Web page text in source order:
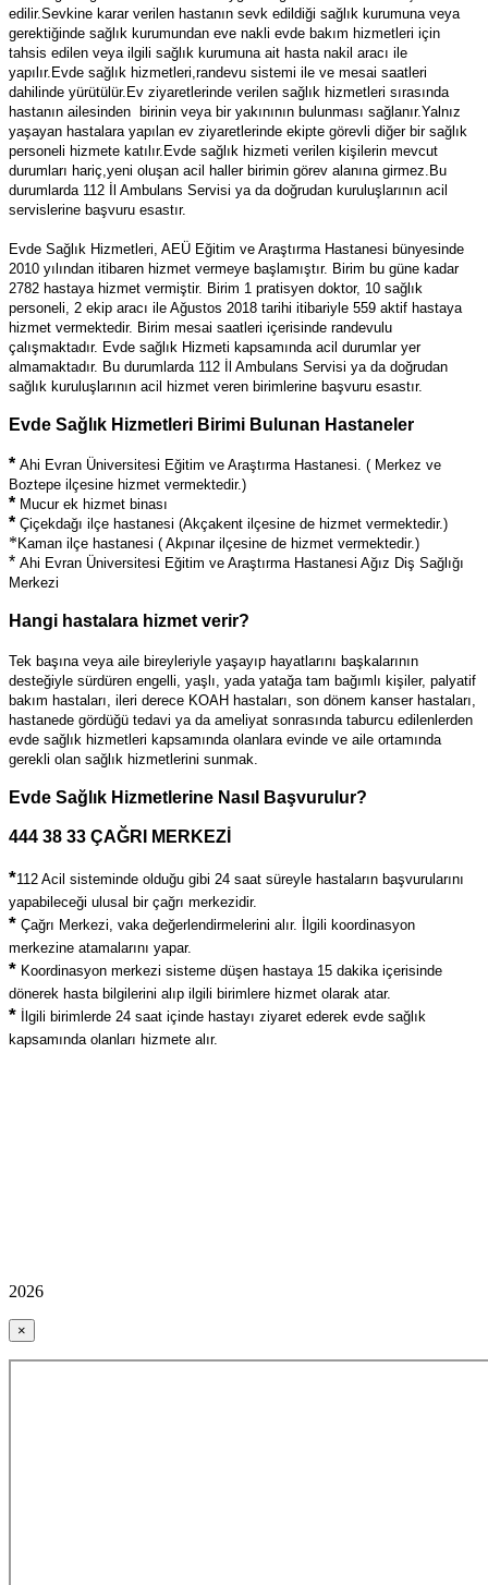
edilir.Sevkine karar verilen hastanın sevk edildiği sağlık kurumuna veya
gerektiğinde sağlık kurumundan eve nakli evde bakım hizmetleri için
tahsis edilen veya ilgili sağlık kurumuna ait hasta nakil aracı ile
yapılır.Evde sağlık hizmetleri,randevu sistemi ile ve mesai saatleri
dahilinde yürütülür.Ev ziyaretlerinde verilen sağlık hizmetleri sırasında
hastanın ailesinden birinin veya bir yakınının bulunması sağlanır.Yalnız
yaşayan hastalara yapılan ev ziyaretlerinde ekipte görevli diğer bir sağlık
personeli hizmete katılır.Evde sağlık hizmeti verilen kişilerin mevcut
durumları hariç,yeni oluşan acil haller birimin görev alanına girmez.Bu
durumlarda 112 İl Ambulans Servisi ya da doğrudan kuruluşlarının acil
servislerine başvuru esastır.
Evde Sağlık Hizmetleri, AEÜ Eğitim ve Araştırma Hastanesi bünyesinde
2010 yılından itibaren hizmet vermeye başlamıştır. Birim bu güne kadar
2782 hastaya hizmet vermiştir. Birim 1 pratisyen doktor, 10 sağlık
personeli, 2 ekip aracı ile Ağustos 2018 tarihi itibariyle 559 aktif hastaya
hizmet vermektedir. Birim mesai saatleri içerisinde randevulu
çalışmaktadır. Evde sağlık Hizmeti kapsamında acil durumlar yer
almamaktadır. Bu durumlarda 112 İl Ambulans Servisi ya da doğrudan
sağlık kuruluşlarının acil hizmet veren birimlerine başvuru esastır.
Evde Sağlık Hizmetleri Birimi Bulunan Hastaneler
* Ahi Evran Üniversitesi Eğitim ve Araştırma Hastanesi. ( Merkez ve
Boztepe ilçesine hizmet vermektedir.)
* Mucur ek hizmet binası
* Çiçekdağı ilçe hastanesi (Akçakent ilçesine de hizmet vermektedir.)
* Kaman ilçe hastanesi ( Akpınar ilçesine de hizmet vermektedir.)
* Ahi Evran Üniversitesi Eğitim ve Araştırma Hastanesi Ağız Diş Sağlığı
Merkezi
Hangi hastalara hizmet verir?
Tek başına veya aile bireyleriyle yaşayıp hayatlarını başkalarının
desteğiyle sürdüren engelli, yaşlı, yada yatağa tam bağımlı kişiler, palyatif
bakım hastaları, ileri derece KOAH hastaları, son dönem kanser hastaları,
hastanede gördüğü tedavi ya da ameliyat sonrasında taburcu edilenlerden
evde sağlık hizmetleri kapsamında olanlara evinde ve aile ortamında
gerekli olan sağlık hizmetlerini sunmak.
Evde Sağlık Hizmetlerine Nasıl Başvurulur?
444 38 33 ÇAĞRI MERKEZİ
*112 Acil sisteminde olduğu gibi 24 saat süreyle hastaların başvurularını
yapabileceği ulusal bir çağrı merkezidir.
* Çağrı Merkezi, vaka değerlendirmelerini alır. İlgili koordinasyon
merkezine atamalarını yapar.
* Koordinasyon merkezi sisteme düşen hastaya 15 dakika içerisinde
dönerek hasta bilgilerini alıp ilgili birimlere hizmet olarak atar.
* İlgili birimlerde 24 saat içinde hastayı ziyaret ederek evde sağlık
kapsamında olanları hizmete alır.
2026
×